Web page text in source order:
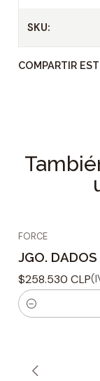
SKU:
COMPARTIR
FORCE
JGO.
$258.530 CLP
C